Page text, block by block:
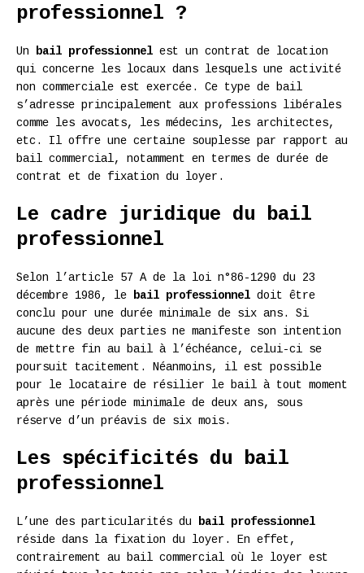
professionnel ?
Un bail professionnel est un contrat de location
qui concerne les locaux dans lesquels une activité
non commerciale est exercée. Ce type de bail
s’adresse principalement aux professions libérales
comme les avocats, les médecins, les architectes,
etc. Il offre une certaine souplesse par rapport au
bail commercial, notamment en termes de durée de
contrat et de fixation du loyer.
Le cadre juridique du bail
professionnel
Selon l’article 57 A de la loi n°86-1290 du 23
décembre 1986, le
bail professionnel doit être
conclu pour une durée minimale de six ans. Si
aucune des deux parties ne manifeste son intention
de mettre fin au bail à l’échéance, celui-ci se
poursuit tacitement. Néanmoins, il est possible
pour le locataire de résilier le bail à tout moment
après une période minimale de deux ans, sous
réserve d’un préavis de six mois.
Les spécificités du bail
professionnel
L’une des particularités du
bail professionnel
réside dans la fixation du loyer. En effet,
contrairement au bail commercial où le loyer est